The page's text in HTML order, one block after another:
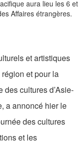
et artistiques
et pour la
cultures d’Asie-
a annoncé hier le
des cultures
et les